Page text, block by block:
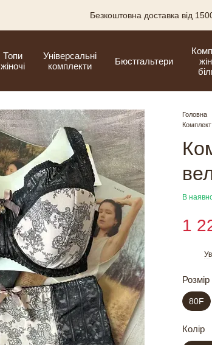
Безкоштовна доставка від
Топи
жіночі
Універсальні
комплекти
Бюстгальтери
Головна
В
1
80F
Колір